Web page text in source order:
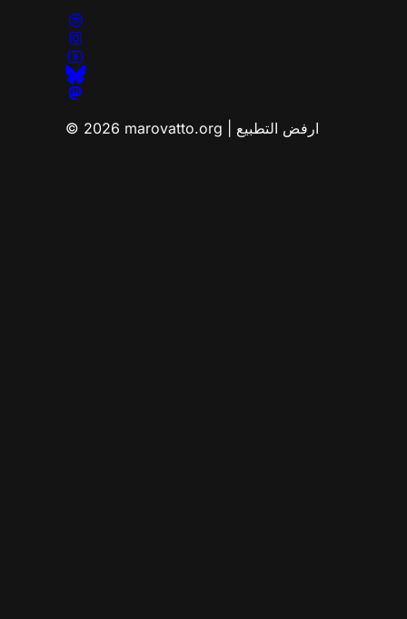
© 2026 marovatto.org | ارفض التطبيع